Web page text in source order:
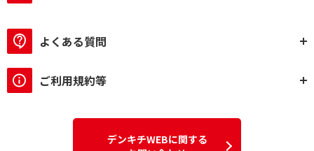
よくある質問
ご利用規約等
デンキチWEBに関する